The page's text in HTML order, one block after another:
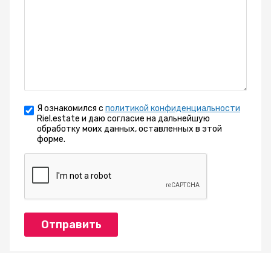
Я ознакомился с политикой конфиденциальности
Riel.estate и даю согласие на дальнейшую
обработку моих данных, оставленных в этой
форме.
Отправить